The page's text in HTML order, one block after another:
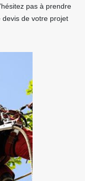
pas à prendre
de votre projet